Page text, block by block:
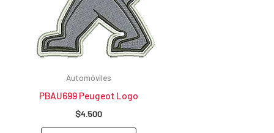
Automóviles
PBAU699 Peugeot Logo
$4.500